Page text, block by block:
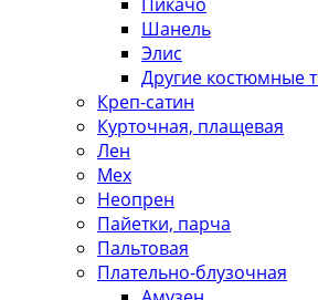
Шанель
Элис
Другие костюмные
Креп-сатин
Курточная, плащевая
Лен
Мех
Неопрен
Пайетки, парча
Пальтовая
Плательно-блузочная